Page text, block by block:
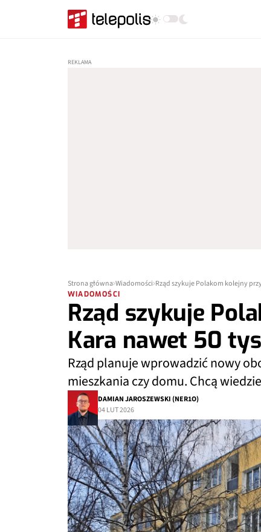
Strona główna Wiadomości Rząd szykuje Polakom kolejny
WIADOMOŚCI
Rząd szykuje
Kara nawet 50
Rząd planuje wprowadzić nowy
mieszkania czy domu. Chcą
DAMIAN JAROSZEWSKI (NER1O)
04 LUT 2026